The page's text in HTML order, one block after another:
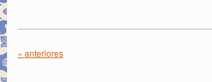
« anteriores